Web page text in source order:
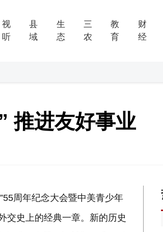
视
听
县
域
生
态
三
农
教
育
财
经
推进友好事业
周年纪念大会暨中美青少年
交史上的经典一章。新的历史